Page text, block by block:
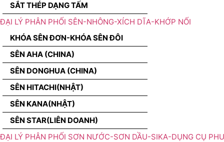
SẮT THÉP DẠNG TẤM
ĐẠI LÝ PHÂN PHỐI SÊN-NHÔNG-XÍCH DĨA-KHỚP NỐI
KHÓA SÊN ĐƠN-KHÓA SÊN ĐÔI
SÊN AHA (CHINA)
SÊN DONGHUA (CHINA)
SÊN HITACHI(NHẬT)
SÊN KANA(NHẬT)
SÊN STAR(LIÊN DOANH)
ĐẠI LÝ PHÂN PHỐI SƠN NƯỚC-SƠN DẦU-SIKA-DỤNG CỤ